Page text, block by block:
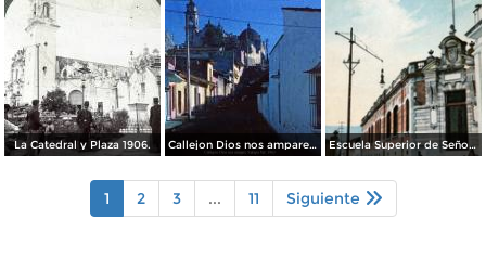
La Catedral y Plaza 1906. Callejon Dios nos ampare Xalapa Ver. 1963 Escuela Superior de Señoritas
1 2 3 ... 11 Siguiente